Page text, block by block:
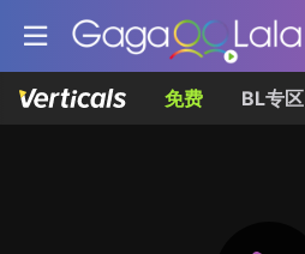
免费 BL专区